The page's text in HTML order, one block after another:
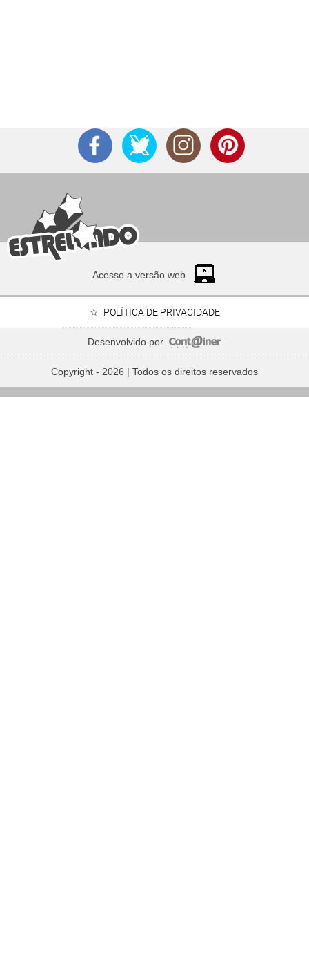
Acesse a versão web
POLÍTICA DE PRIVACIDADE
Desenvolvido por
Copyright - 2026 | Todos os direitos reservados